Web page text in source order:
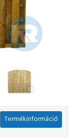
Termékinformáció